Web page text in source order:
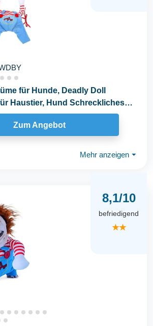
für Hunde, Deadly Doll
Haustier, Hund Schreckliches
Zum Angebot
Mehr anzeigen ⏷
8,1/10
befriedigend
★★